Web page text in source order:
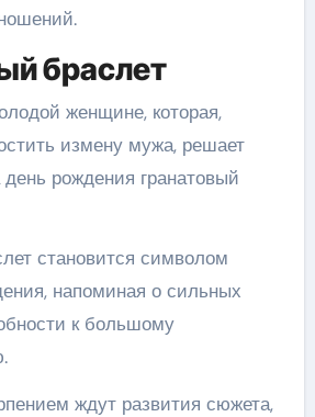
браслет
женщине, которая,
измену мужа, решает
рождения гранатовый
становится символом
напоминая о сильных
к большому
ждут развития сюжета,